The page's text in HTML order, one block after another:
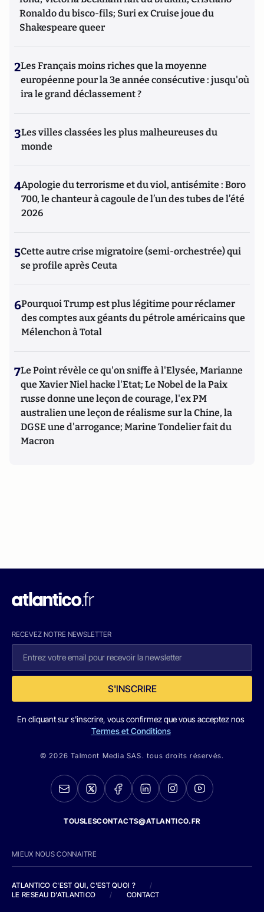
Ronaldo du bisco-fils; Suri ex Cruise joue du
Shakespeare queer
2Les Français moins riches que la moyenne
européenne pour la 3e année consécutive : jusqu'où
ira le grand déclassement ?
3Les villes classées les plus malheureuses du
monde
4Apologie du terrorisme et du viol, antisémite : Boro
700, le chanteur à cagoule de l’un des tubes de l’été
2026
5Cette autre crise migratoire (semi-orchestrée) qui
se profile après Ceuta
6Pourquoi Trump est plus légitime pour réclamer
des comptes aux géants du pétrole américains que
Mélenchon à Total
7Le Point révèle ce qu'on sniffe à l'Elysée, Marianne
que Xavier Niel hacke l'Etat; Le Nobel de la Paix
russe donne une leçon de courage, l'ex PM
australien une leçon de réalisme sur la Chine, la
DGSE une d'arrogance; Marine Tondelier fait du
Macron
RECEVEZ NOTRE NEWSLETTER
S'INSCRIRE
En cliquant sur s'inscrire, vous confirmez que vous acceptez nos
Termes et Conditions
© 2026 Talmont Media SAS. tous droits réservés.
TOUSLESCONTACTS@ATLANTICO.FR
MIEUX NOUS CONNAITRE
ATLANTICO C'EST QUI, C'EST QUOI ?
/
LE RESEAU D'ATLANTICO
/ CONTACT